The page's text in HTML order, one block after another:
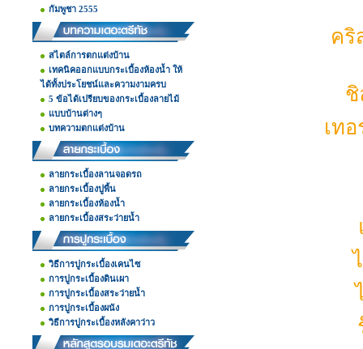
กัมพูชา 2555
สไตล์การตกแต่งบ้าน
เทคนิคออกแบบกระเบื้องห้องน้ำ ให้
ได้ทั้งประโยชน์และความงามครบ
5 ข้อได้เปรียบของกระเบื้องลายไม้
แบบบ้านต่างๆ
บทความตกแต่งบ้าน
ลายกระเบื้องลานจอดรถ
ลายกระเบื้องปูพื้น
ลายกระเบื้องห้องน้ำ
ลายกระเบื้องสระว่ายน้ำ
วิธีการปูกระเบื้องเคนไซ
การปูกระเบื้องดินเผา
การปูกระเบื้องสระว่ายน้ำ
การปูกระเบื้องผนัง
วิธีการปูกระเบื้องหลังคาว่าว
คริ
ชิ
เท